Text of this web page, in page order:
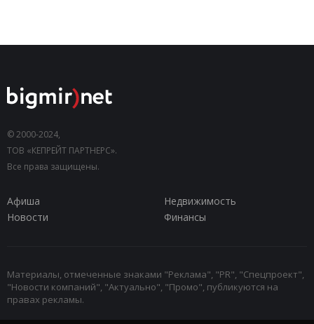
© 2000-2024,
ТОВ «КЕПРЕЙТ ПАРТНЕРС».
Все права защищены.
Афиша
Недвижимость
Новости
Финансы
Материалы, отмеченные знаками "Реклама", "PR", "Спецпроект",
"Новости компаний", "Актуально", "Промо", публикуются на
правах рекламы.